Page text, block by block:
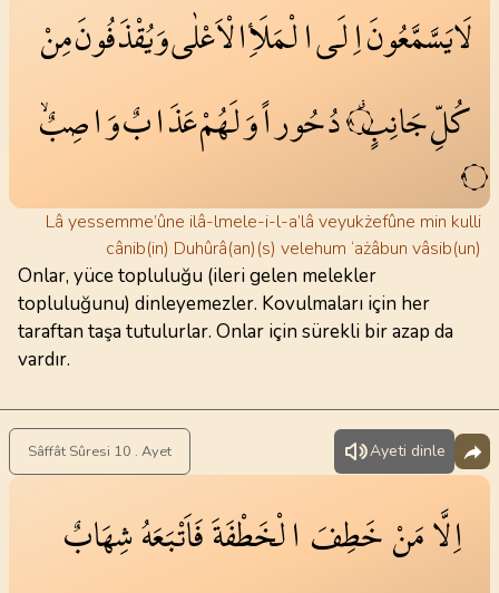
لَايَسَّمَّعُونَاِلَىالْمَلَأِالْاَعْلٰىوَيُقْذَفُونَمِنْ
كُلِّجَانِبٍۗ٨دُحُوراًوَلَهُمْعَذَابٌوَاصِبٌۙ
٩
Lâ yessemme’ûne ilâ-lmele-i-l-a’lâ veyukżefûne min kulli
cânib(in) Duhûrâ(an)(s) velehum ‘ażâbun vâsib(un)
Onlar, yüce topluluğu (ileri gelen melekler
topluluğunu) dinleyemezler. Kovulmaları için her
taraftan taşa tutulurlar. Onlar için sürekli bir azap da
vardır.
Sâffât Sûresi 10 . Ayet Ayeti dinle
اِلَّامَنْخَطِفَ الْخَطْفَةَفَاَتْبَعَهُشِهَابٌ